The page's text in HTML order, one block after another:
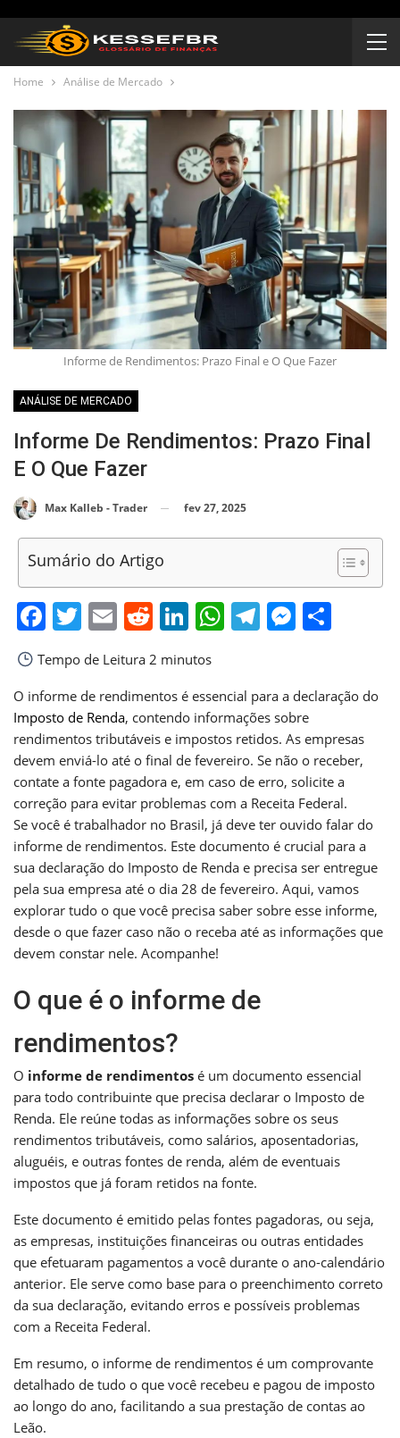
Home Análise de Mercado
Informe de Rendimentos: Prazo Final e O Que Fazer
ANÁLISE DE MERCADO
Informe De Rendimentos: Prazo Final
E O Que Fazer
Max Kalleb - Trader fev 27, 2025
Sumário do Artigo
Facebook
Twitter
EmailReddit
LinkedIn
WhatsApp
Telegram
Tempo de Leitura 2 minutos
O informe de rendimentos é essencial para a declaração do
Imposto de Renda, contendo informações sobre
rendimentos tributáveis e impostos retidos. As empresas
devem enviá-lo até o final de fevereiro. Se não o receber,
contate a fonte pagadora e, em caso de erro, solicite a
correção para evitar problemas com a Receita Federal.
Se você é trabalhador no Brasil, já deve ter ouvido falar do
informe de rendimentos. Este documento é crucial para a
sua declaração do Imposto de Renda e precisa ser entregue
pela sua empresa até o dia 28 de fevereiro. Aqui, vamos
explorar tudo o que você precisa saber sobre esse informe,
desde o que fazer caso não o receba até as informações que
devem constar nele. Acompanhe!
O que é o informe de
rendimentos?
O informe de rendimentos é um documento essencial
para todo contribuinte que precisa declarar o Imposto de
Renda. Ele reúne todas as informações sobre os seus
rendimentos tributáveis, como salários, aposentadorias,
aluguéis, e outras fontes de renda, além de eventuais
impostos que já foram retidos na fonte.
Este documento é emitido pelas fontes pagadoras, ou seja,
as empresas, instituições financeiras ou outras entidades
que efetuaram pagamentos a você durante o ano-calendário
anterior. Ele serve como base para o preenchimento correto
da sua declaração, evitando erros e possíveis problemas
com a Receita Federal.
Em resumo, o informe de rendimentos é um comprovante
detalhado de tudo o que você recebeu e pagou de imposto
ao longo do ano, facilitando a sua prestação de contas ao
Leão.